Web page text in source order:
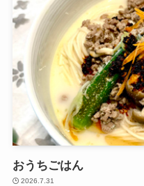
おうちごはん
2026.7.31